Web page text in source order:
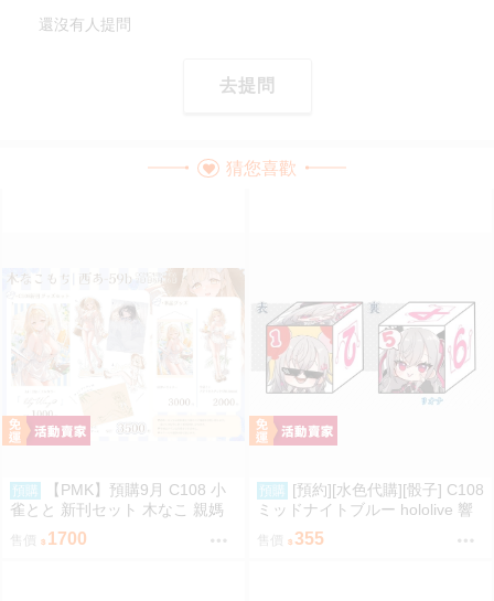
還沒有人提問
去提問
猜您喜歡
預購
【PMK】預購9月 C108 小
雀とと 新刊セット 木なこ 親媽
新刊套組 VSPO
售價 1700
預購
[預約][水色代購][骰子] C108
ミッドナイトブルー hololive 響
咲リオナ
售價 355